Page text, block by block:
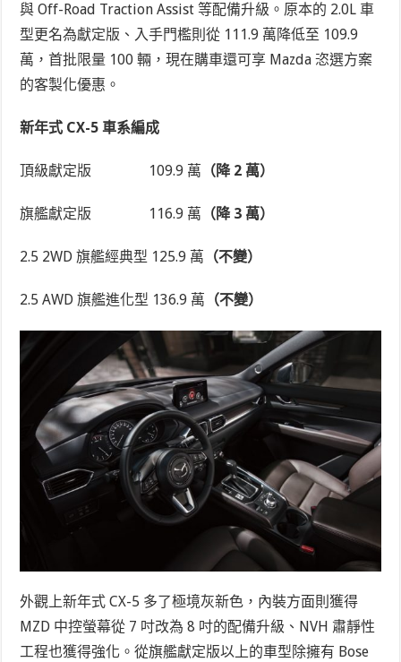
與 Off-Road Traction Assist 等配備升級。原本的 2.0L 車
型更名為獻定版、入手門檻則從 111.9 萬降低至 109.9
萬，首批限量 100 輛，現在購車還可享 Mazda 恣選方案
的客製化優惠。
新年式 CX-5 車系編成
頂級獻定版 109.9 萬 （降 2 萬）
旗艦獻定版 116.9 萬 （降 3 萬）
2.5 2WD 旗艦經典型 125.9 萬 （不變）
2.5 AWD 旗艦進化型 136.9 萬 （不變）
外觀上新年式 CX-5 多了極境灰新色，內裝方面則獲得
MZD 中控螢幕從 7 吋改為 8 吋的配備升級、NVH 肅靜性
工程也獲得強化。從旗艦獻定版以上的車型除擁有 Bose